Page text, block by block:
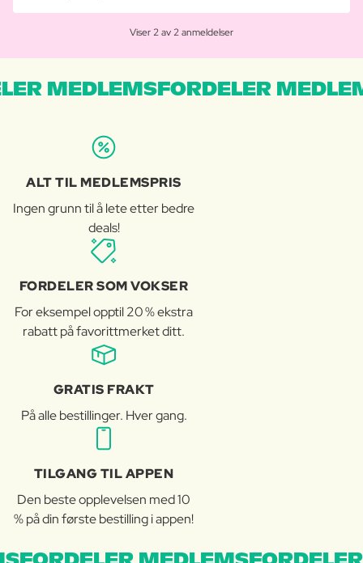
Viser 2 av 2 anmeldelser
MEDLEMSFORDELER
ALT TIL MEDLEMSPRIS
Ingen grunn til å lete etter bedre
deals!
FORDELER SOM VOKSER
For eksempel opptil 20 % ekstra
rabatt på favorittmerket ditt.
GRATIS FRAKT
På alle bestillinger. Hver gang.
TILGANG TIL APPEN
Den beste opplevelsen med 10
% på din første bestilling i appen!